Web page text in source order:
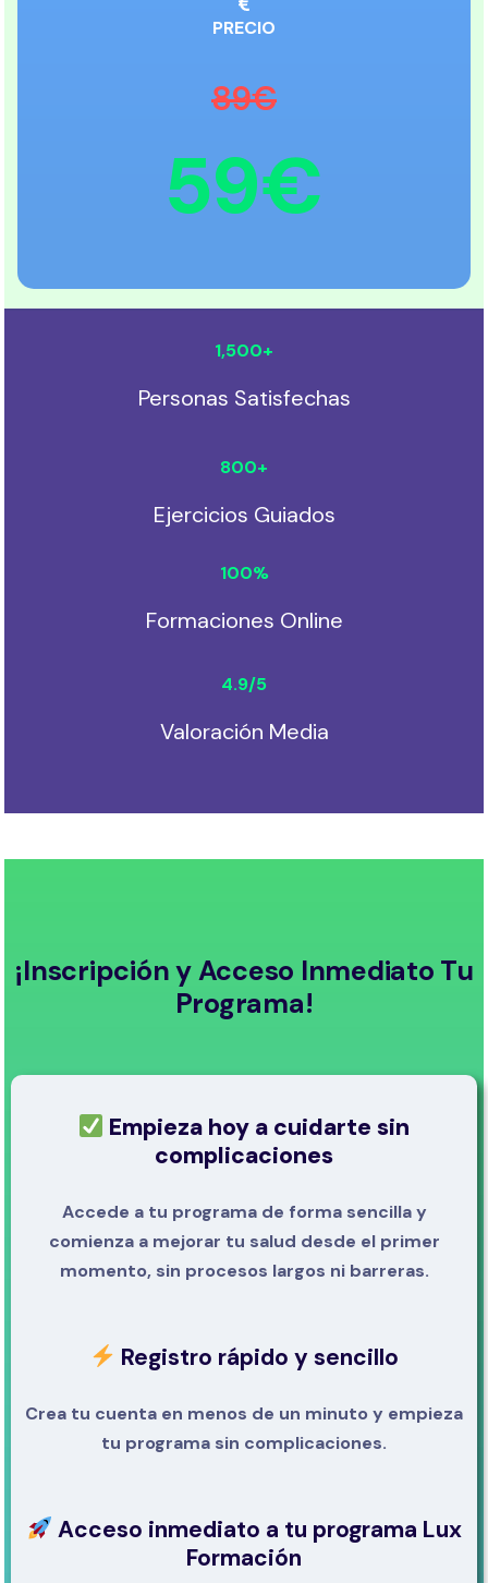
PRECIO
89€
59€
Personas Satisfechas
1,500+
Ejercicios Guiados
800+
Formaciones Online
100%
Valoración Media
4.9/5
¡Inscripción y Acceso Inmediato Tu
Programa!
Empieza hoy a cuidarte sin
complicaciones
Accede a tu programa de forma sencilla y
comienza a mejorar tu salud desde el primer
momento, sin procesos largos ni barreras.
Registro rápido y sencillo
Crea tu cuenta en menos de un minuto y empieza
tu programa sin complicaciones.
Acceso inmediato a tu programa Lux
Formación